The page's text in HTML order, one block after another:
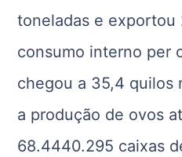
toneladas e exportou
consumo interno per
chegou a 35,4 quilos
a produção de ovos
68.4440.295 caixas